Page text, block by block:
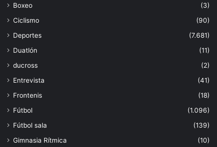
Boxeo
(3)
Ciclismo
(90)
Deportes
(7.681)
Duatlón
(11)
ducross
(2)
Entrevista
(41)
Frontenis
(18)
Fútbol
(1.096)
Fútbol sala
(139)
Gimnasia Rítmica
(10)